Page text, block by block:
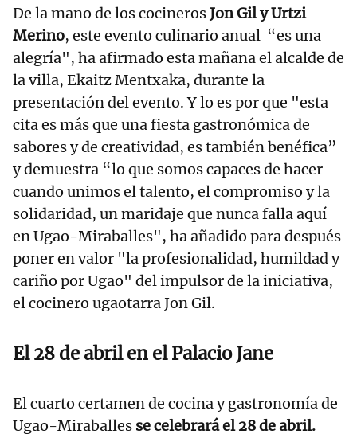
De la mano de los cocinerosJon Gil y Urtzi
Merino, este evento culinario anual “es una
alegría", ha afirmado esta mañana el alcalde de
la villa, Ekaitz Mentxaka, durante la
presentación del evento. Y lo es por que "esta
cita es más que una fiesta gastronómica de
sabores y de creatividad, es también benéfica”
y demuestra “lo que somos capaces de hacer
cuando unimos el talento, el compromiso y la
solidaridad, un maridaje que nunca falla aquí
en Ugao-Miraballes", ha añadido para después
poner en valor "la profesionalidad, humildad y
cariño por Ugao" del impulsor de la iniciativa,
el cocinero ugaotarra Jon Gil.
El 28 de abril en el Palacio Jane
El cuarto certamen de cocina y gastronomía de
Ugao-Miraballes se celebrará el 28 de abril.